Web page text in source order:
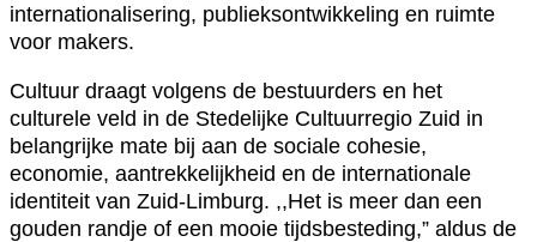
internationalisering, publieksontwikkeling en ruimte
voor makers.
Cultuur draagt volgens de bestuurders en het
culturele veld in de Stedelijke Cultuurregio Zuid in
belangrijke mate bij aan de sociale cohesie,
economie, aantrekkelijkheid en de internationale
identiteit van Zuid-Limburg. ,,Het is meer dan een
gouden randje of een mooie tijdsbesteding,” aldus de